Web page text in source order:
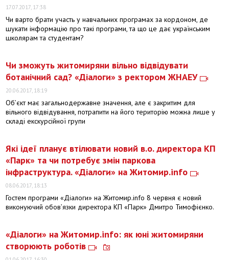
17.07.2017, 17:38
Чи варто брати участь у навчальних програмах за кордоном, де
шукати інформацію про такі програми, та що це дає українським
школярам та студентам?
Чи зможуть житомиряни вільно відвідувати
ботанічний сад? «Діалоги» з ректором ЖНАЕУ
20.06.2017, 18:19
Об’єкт має загальнодержавне значення, але є закритим для
вільного відвідування, потрапити на його територію можна лише у
складі екскурсійної групи
Які ідеї планує втілювати новий в.о. директора КП
«Парк» та чи потребує змін паркова
інфраструктура. «Діалоги» на Житомир.info
08.06.2017, 18:13
Гостем програми «Діалоги» на Житомир.info 8 червня є новий
виконуючий обов’язки директора КП «Парк» Дмитро Тимофієнко.
«Діалоги» на Житомир.info: як юні житомиряни
створюють роботів